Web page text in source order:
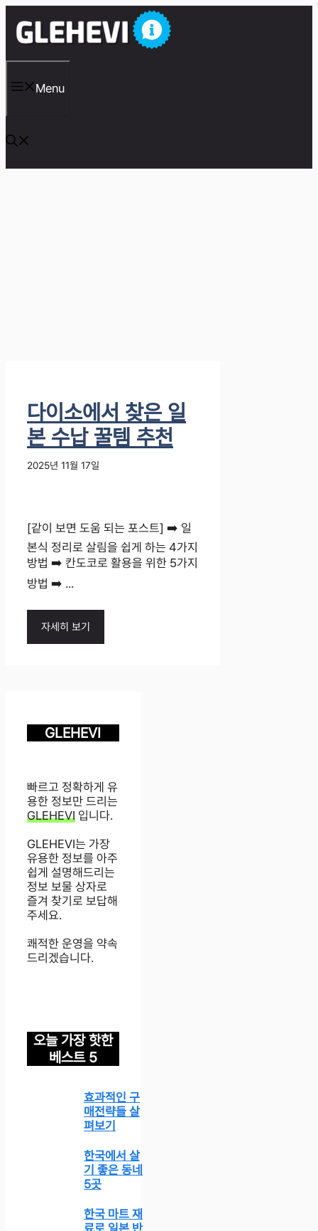
너
기
Menu
다이소에서 찾은 일
본 수납 꿀템 추천
2025년 11월 17일
[같이 보면 도움 되는 포스트] ➡️ 일
본식 정리로 살림을 쉽게 하는 4가지
방법 ➡️ 칸도코로 활용을 위한 5가지
방법 ➡️ ...
자세히 보기
GLEHEVI
빠르고 정확하게 유
용한 정보만 드리는
GLEHEVI 입니다.
GLEHEVI는 가장
유용한 정보를 아주
쉽게 설명해드리는
정보 보물 상자로
즐겨 찾기로 보답해
주세요.
쾌적한 운영을 약속
드리겠습니다.
오늘 가장 핫한
베스트 5
효과적인 구
매전략들 살
펴보기
한국에서 살
기 좋은 동네
5곳
한국 마트 재
료로 일본 반